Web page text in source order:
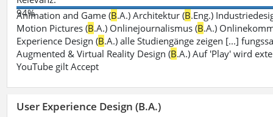
94%
Animation and Game (B.A.) Architektur (B.Eng.)
Motion Pictures (B.A.) Onlinejournalismus (B.A.)
Experience Design (B.A.) alle Studiengänge zeigen [...]
Augmented & Virtual Reality Design (B.A.) Auf 'Play' wird
YouTube gilt Accept
User Experience Design (B.A.)